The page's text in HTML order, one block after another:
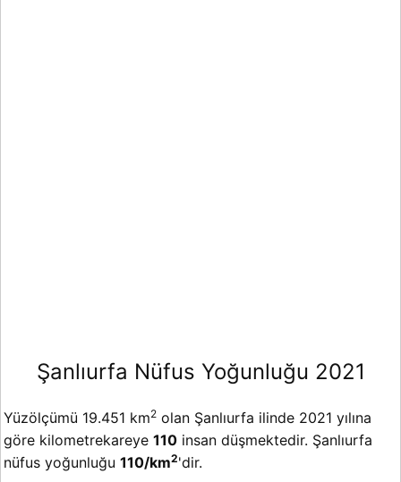
Şanlıurfa Nüfus Yoğunluğu 2021
Yüzölçümü 19.451 km2 olan Şanlıurfa ilinde 2021 yılına
göre kilometrekareye 110 insan düşmektedir. Şanlıurfa
nüfus yoğunluğu 110/km2'dir.